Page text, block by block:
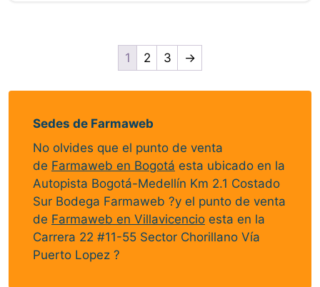
$53,100.00.
1 2 3 →
Sedes de Farmaweb
No olvides que el punto de venta
de Farmaweb en Bogotá esta ubicado en la
Autopista Bogotá-Medellín Km 2.1 Costado
Sur Bodega Farmaweb ?y el punto de venta
de Farmaweb en Villavicencio esta en la
Carrera 22 #11-55 Sector Chorillano Vía
Puerto Lopez ?